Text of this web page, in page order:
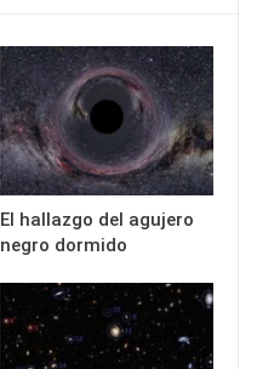
El hallazgo del agujero
negro dormido